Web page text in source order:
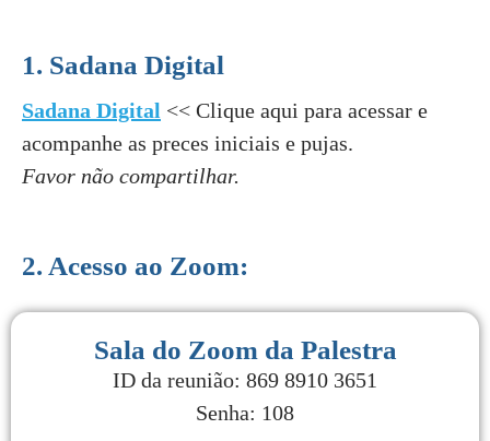
1. Sadana Digital
Sadana Digital << Clique aqui para acessar e
acompanhe as preces iniciais e pujas.
Favor não compartilhar.
2. Acesso ao Zoom:
Sala do Zoom da Palestra
ID da reunião: 869 8910 3651
Senha: 108